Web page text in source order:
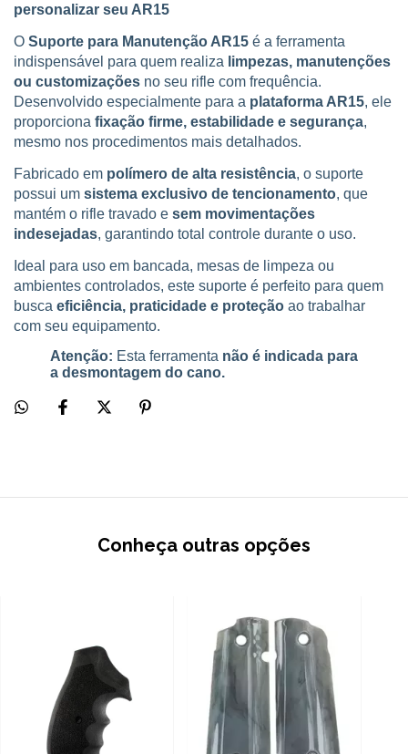
personalizar seu AR15
O Suporte para Manutenção AR15 é a ferramenta
indispensável para quem realiza limpezas, manutenções
ou customizações no seu rifle com frequência.
Desenvolvido especialmente para a plataforma AR15, ele
proporciona fixação firme, estabilidade e segurança,
mesmo nos procedimentos mais detalhados.
Fabricado em polímero de alta resistência, o suporte
possui um sistema exclusivo de tencionamento, que
mantém o rifle travado e sem movimentações
indesejadas, garantindo total controle durante o uso.
Ideal para uso em bancada, mesas de limpeza ou
ambientes controlados, este suporte é perfeito para quem
busca eficiência, praticidade e proteção ao trabalhar
com seu equipamento.
Atenção: Esta ferramenta não é indicada para
a desmontagem do cano.
Conheça outras opções